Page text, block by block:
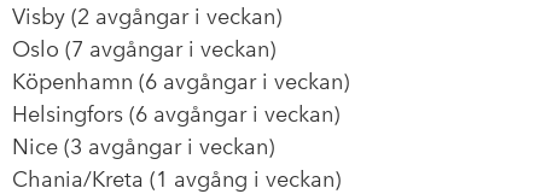
Visby (2 avgångar i veckan)
Oslo (7 avgångar i veckan)
Köpenhamn (6 avgångar i veckan)
Helsingfors (6 avgångar i veckan)
Nice (3 avgångar i veckan)
Chania/Kreta (1 avgång i veckan)